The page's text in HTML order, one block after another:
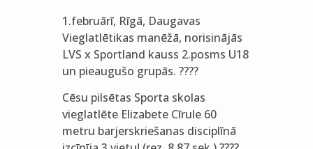
1.februārī, Rīgā, Daugavas
Vieglatlētikas manēžā, norisinājās
LVS x Sportland kauss 2.posms U18
un pieaugušo grupās. ????
Cēsu pilsētas Sporta skolas
vieglatlēte Elizabete Cīrule 60
metru barjerskriešanas disciplīnā